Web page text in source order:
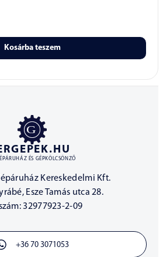
Kosárba teszem
ÉS GÉPKÖLCSÖNZŐ
Kereskedelmi Kft.
Esze Tamás utca 28.
32977923-2-09
+36 70 3071053